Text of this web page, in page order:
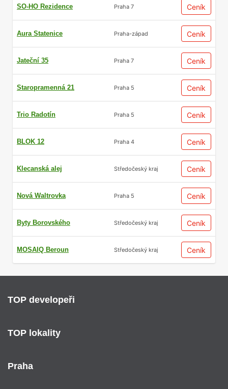
SO-HO Rezidence Praha 7 Ceník
Aura Statenice Praha-západ Ceník
Jateční 35 Praha 7 Ceník
Staropramenná 21 Praha 5 Ceník
Trio Radotín Praha 5 Ceník
BLOK 12 Praha 4 Ceník
Klecanská alej Středočeský kraj Ceník
Nová Waltrovka Praha 5 Ceník
Byty Borovského Středočeský kraj Ceník
MOSAIQ Beroun Středočeský kraj Ceník
TOP developeři
TOP lokality
Praha